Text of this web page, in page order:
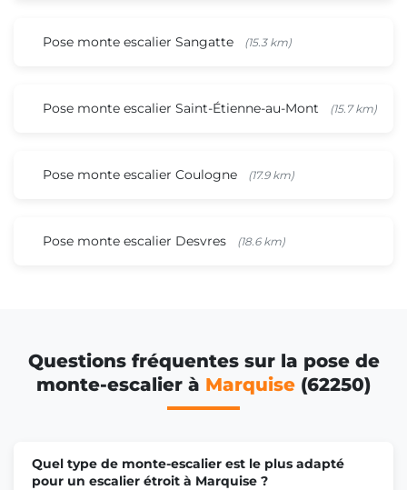
Pose monte escalier Sangatte (15.3 km)
Pose monte escalier Saint-Étienne-au-Mont (15.7 km)
Pose monte escalier Coulogne (17.9 km)
Pose monte escalier Desvres (18.6 km)
Questions fréquentes sur la pose de
monte-escalier à Marquise (62250)
Quel type de monte-escalier est le plus adapté
pour un escalier étroit à Marquise ?